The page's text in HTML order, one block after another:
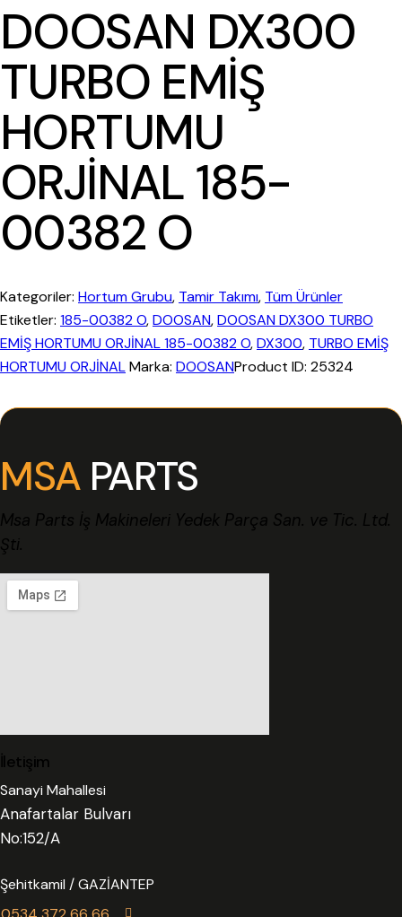
DOOSAN DX300
TURBO EMİŞ
HORTUMU
ORJİNAL 185-
00382 O
Kategoriler: Hortum Grubu, Tamir Takımı, Tüm Ürünler
Etiketler: 185-00382 O,DOOSAN,DOOSAN DX300 TURBO
EMİŞ HORTUMU ORJİNAL 185-00382 O,DX300, TURBO EMİŞ
HORTUMU ORJİNALMarka: DOOSANProduct ID: 25324
MSA PARTS
Msa Parts İş Makineleri Yedek Parça San. ve Tic. Ltd.
Şti.
İletişim
Sanayi Mahallesi
Anafartalar Bulvarı
No:152/A
Şehitkamil / GAZİANTEP